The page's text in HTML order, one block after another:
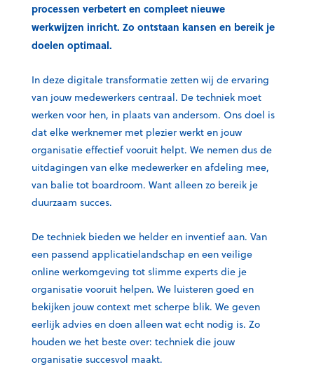
processen verbetert en compleet nieuwe
werkwijzen inricht. Zo ontstaan kansen en bereik je
doelen optimaal.
In deze digitale transformatie zetten wij de ervaring
van jouw medewerkers centraal. De techniek moet
werken voor hen, in plaats van andersom. Ons doel is
dat elke werknemer met plezier werkt en jouw
organisatie effectief vooruit helpt. We nemen dus de
uitdagingen van elke medewerker en afdeling mee,
van balie tot boardroom. Want alleen zo bereik je
duurzaam succes.
De techniek bieden we helder en inventief aan. Van
een passend applicatielandschap en een veilige
online werkomgeving tot slimme experts die je
organisatie vooruit helpen. We luisteren goed en
bekijken jouw context met scherpe blik. We geven
eerlijk advies en doen alleen wat echt nodig is. Zo
houden we het beste over: techniek die jouw
organisatie succesvol maakt.